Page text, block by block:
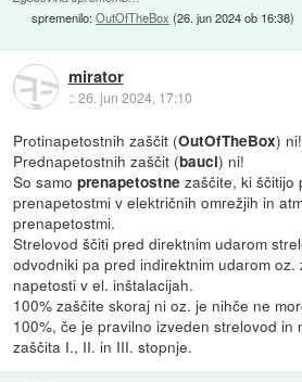
spremenilo:OutOfTheBox (26. jun 2024 ob 16:38)
mirator
::26. jun 2024, 17:10
Protinapetostnih zaščit (OutOfTheBox) ni!
Prednapetostnih zaščit (bauci) ni!
So samoprenapetostne zaščite, ki ščitijo
prenapetostmi v električnih omrežjih in
prenapetostmi.
Strelovod ščiti pred direktnim udarom
odvodniki pa pred indirektnim udarom oz.
napetosti v el. inštalacijah.
100% zaščite skoraj ni oz. je nihče ne
100%, če je pravilno izveden strelovod
zaščita I., II. in III. stopnje.